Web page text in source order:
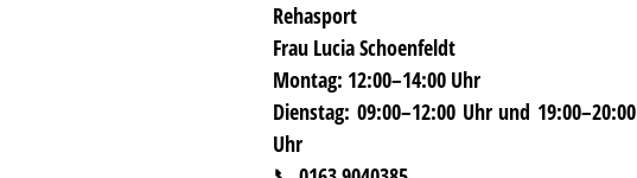
Rehasport
Frau Lucia Schoenfeldt
Montag: 12:00–14:00 Uhr
Dienstag: 09:00–12:00 Uhr und 19:00–20:00
Uhr